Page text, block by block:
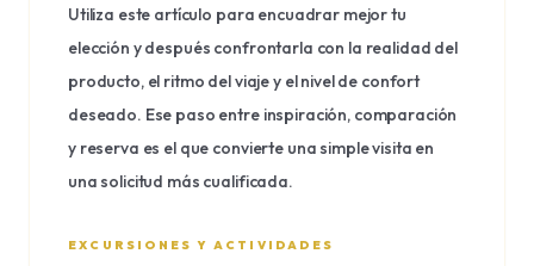
Utiliza este artículo para encuadrar mejor tu
elección y después confrontarla con la realidad del
producto, el ritmo del viaje y el nivel de confort
deseado. Ese paso entre inspiración, comparación
y reserva es el que convierte una simple visita en
una solicitud más cualificada.
EXCURSIONES Y ACTIVIDADES